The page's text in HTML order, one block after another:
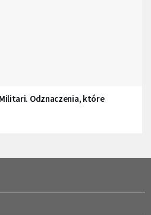
Odznaczenia, które